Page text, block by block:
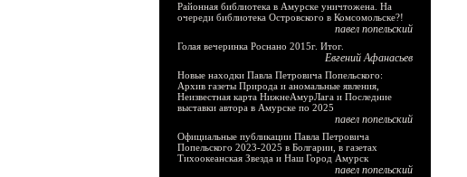
Районная библиотека в Амурске уничтожена. На
очереди библиотека Островского в Комсомольске?!
павел попельский
Голая вечеринка Роснано 2015г. Итог.
Евгений Афанасьев
Новые находки Павла Петровича Попельского:
Архив газеты Природа и аномальные явления,
Неизвестная карта НижнеАмурЛага и Последние
выставки автора в Амурске по 2025
павел попельский
Официальные публикации Павла Петровича
Попельского 2023-2025 в Болгарии, в газетах
Тихоокеанская Звезда и Наш Город Амурск
павел попельский